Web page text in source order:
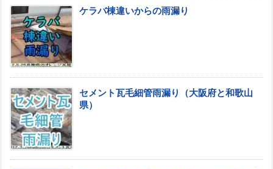
ケラバ棟違いからの雨漏り
セメント瓦毛細管雨漏り（大阪府と和歌山
県）